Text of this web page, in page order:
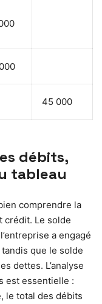
45 000
débits,
tableau
comprendre la
crédit. Le solde
a engagé
que le solde
dettes. L’analyse
est essentielle :
le total des débits